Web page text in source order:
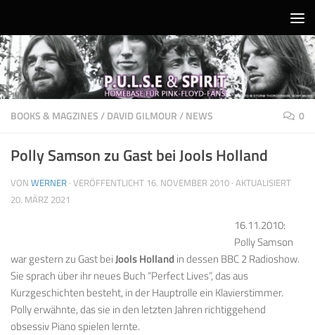
BOOKS & MAGZINES/DAVID GILMOUR/NEWS 0
Polly Samson zu Gast bei Jools Holland
VON WERNER · VERÖFFENTLICHT 16. NOVEMBER 2010 · AKTUALISIERT
20. MÄRZ 2021
16.11.2010:
Polly Samson
war gestern zu Gast beiJools Holland in dessen BBC 2 Radioshow.
Sie sprach über ihr neues Buch “Perfect Lives”, das aus
Kurzgeschichten besteht, in der Hauptrolle ein Klavierstimmer.
Polly erwähnte, das sie in den letzten Jahren richtiggehend
obsessiv Piano spielen lernte.